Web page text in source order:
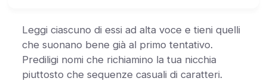
Leggi ciascuno di essi ad alta voce e tieni quelli
che suonano bene già al primo tentativo.
Prediligi nomi che richiamino la tua nicchia
piuttosto che sequenze casuali di caratteri.